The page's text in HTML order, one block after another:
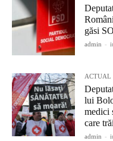
găsi
admin -
ACTUAL
lui
medici
care
admin -